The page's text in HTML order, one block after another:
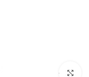
بزرگنمایی تصویر